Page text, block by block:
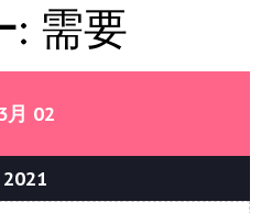
: 需要
3月 02/03/2021
0202/03/2021
2021